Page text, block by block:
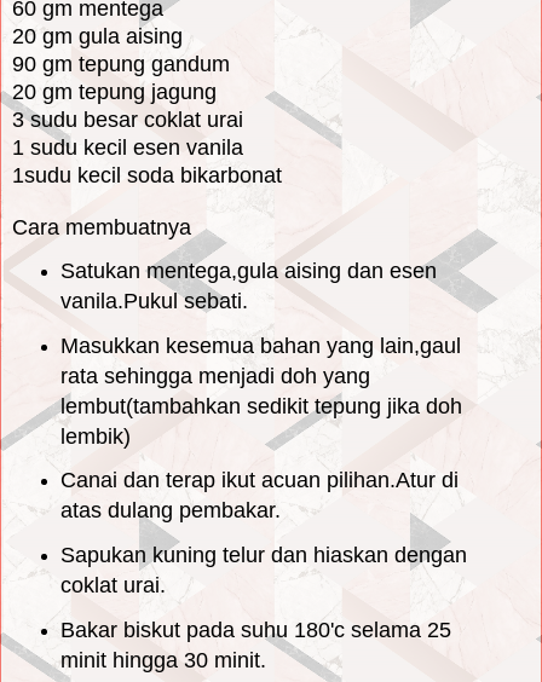
60 gm mentega
20 gm gula aising
90 gm tepung gandum
20 gm tepung jagung
3 sudu besar coklat urai
1 sudu kecil esen vanila
1sudu kecil soda bikarbonat
Cara membuatnya
Satukan mentega,gula aising dan esen
vanila.Pukul sebati.
Masukkan kesemua bahan yang lain,gaul
rata sehingga menjadi doh yang
lembut(tambahkan sedikit tepung jika doh
lembik)
Canai dan terap ikut acuan pilihan.Atur di
atas dulang pembakar.
Sapukan kuning telur dan hiaskan dengan
coklat urai.
Bakar biskut pada suhu 180'c selama 25
minit hingga 30 minit.